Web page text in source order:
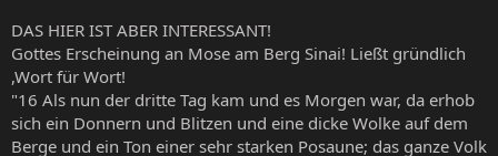
DAS HIER IST ABER INTERESSANT!
Gottes Erscheinung an Mose am Berg Sinai! Ließt gründlich
,Wort für Wort!
"16 Als nun der dritte Tag kam und es Morgen war, da erhob
sich ein Donnern und Blitzen und eine dicke Wolke auf dem
Berge und ein Ton einer sehr starken Posaune; das ganze Volk